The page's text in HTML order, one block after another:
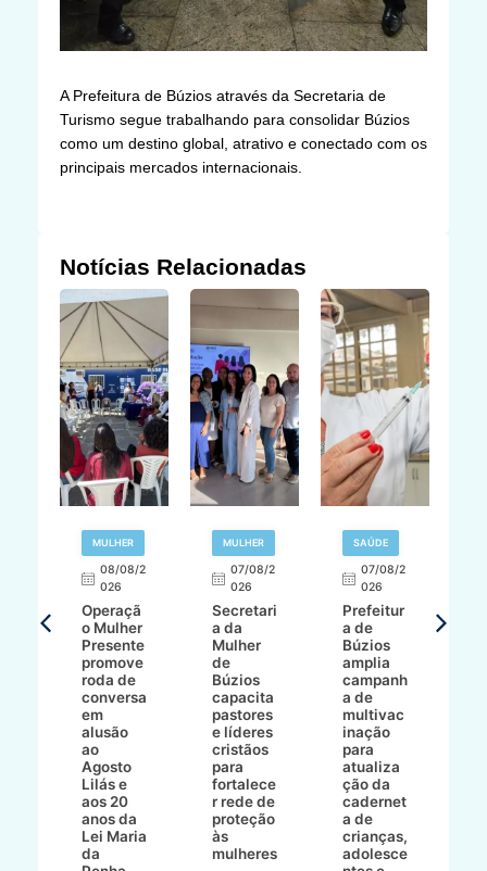
A Prefeitura de Búzios através da Secretaria de
Turismo segue trabalhando para consolidar Búzios
como um destino global, atrativo e conectado com os
principais mercados internacionais.
Notícias Relacionadas
MULHER
08/08/2
026
Operaçã
o Mulher
Presente
promove
roda de
conversa
em
alusão
ao
Agosto
Lilás e
aos 20
anos da
Lei Maria
da
MULHER
07/08/2
026
Secretari
a da
Mulher
de
Búzios
capacita
pastores
e líderes
cristãos
para
fortalece
r rede de
proteção
às
mulheres
SAÚDE
07/08/2
026
Prefeitur
a de
Búzios
amplia
campanh
a de
multivac
inação
para
atualiza
ção da
cadernet
a de
crianças,
adolesce